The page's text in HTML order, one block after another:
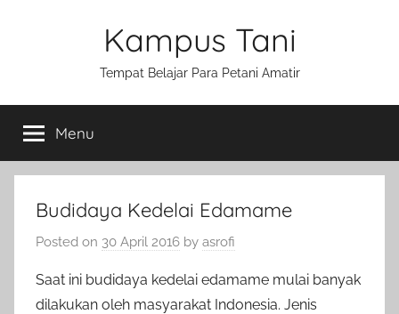
Kampus Tani
Tempat Belajar Para Petani Amatir
Menu
Budidaya Kedelai Edamame
Posted on 30 April 2016 by asrofi
Saat ini budidaya kedelai edamame mulai banyak
dilakukan oleh masyarakat Indonesia. Jenis